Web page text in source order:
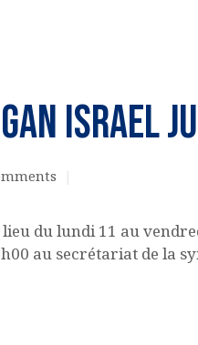
GAN
lieu du lundi 11 au
au secrétariat de la